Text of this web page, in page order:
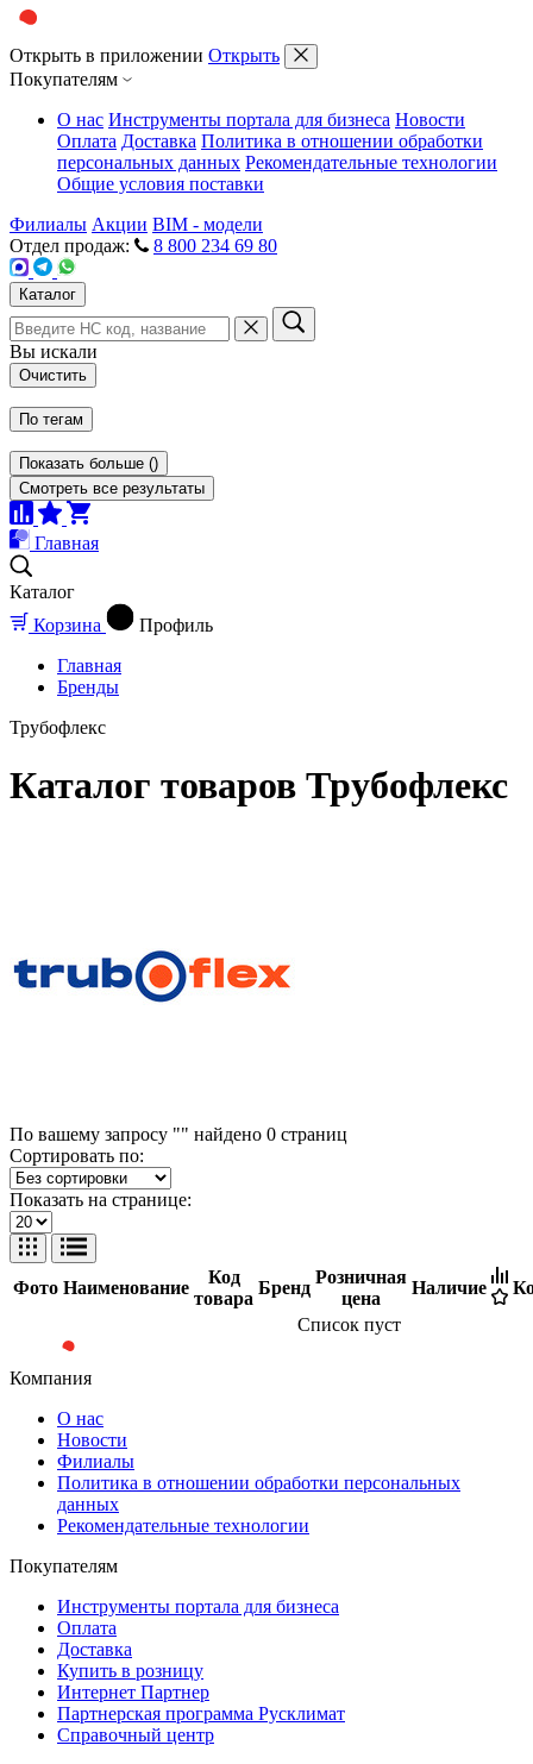
Открыть в приложении Открыть
Покупателям
О нас Инструменты портала для бизнеса Новости
Оплата Доставка Политика в отношении обработки
персональных данных Рекомендательные технологии
Общие условия поставки
Филиалы Акции BIM - модели
Отдел продаж:
8 800 234 69 80
Каталог
Вы искали
Очистить
По тегам
Показать больше ()
Смотреть все результаты
Главная
Каталог
Корзина
Профиль
Главная
Бренды
Трубофлекс
Каталог товаров Трубофлекс
По вашему запросу "" найдено 0 страниц
Сортировать по:
Показать на странице:
Фото Наименование
Код
товара
Бренд
Розничная
цена
Наличие
Список пуст
Компания
О нас
Новости
Филиалы
Политика в отношении обработки персональных
данных
Рекомендательные технологии
Покупателям
Инструменты портала для бизнеса
Оплата
Доставка
Купить в розницу
Интернет Партнер
Партнерская программа Русклимат
Справочный центр